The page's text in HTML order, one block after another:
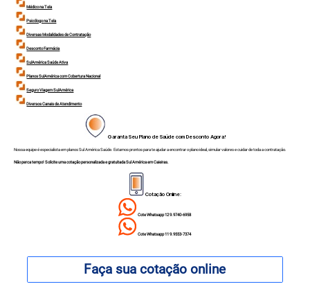
Médico na Tela
Psicólogo na Tela
Diversas Modalidades de Contratação
Desconto Farmácia
SulAmérica Saúde Ativa
Planos SulAmérica com Cobertura Nacional
Seguro Viagem SulAmérica
Diversos Canais de Atendimento
Garanta Seu Plano de Saúde com Desconto Agora!
Nossa equipe é especialista em planos Sul América Saúde. Estamos prontos para te ajudar a encontrar o plano ideal, simular valores e cuidar de toda a contratação.
Não perca tempo! Solicite uma cotação personalizada e gratuitada Sul América em Caieiras.
Cotação Online:
Cote Whatsapp 12 9.9740-6958
Cote Whatsapp 11 9.9553-7374
Faça sua cotação online